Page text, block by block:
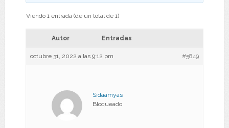
Viendo 1 entrada (de un total de 1)
Autor Entradas
octubre 31, 2022 a las 9:12 pm #5849
Sidaamyas
Bloqueado